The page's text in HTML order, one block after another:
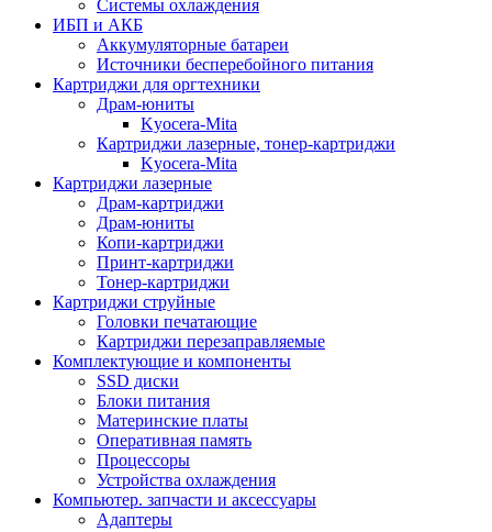
Системы охлаждения
ИБП и АКБ
Аккумуляторные батареи
Источники бесперебойного питания
Картриджи для оргтехники
Драм-юниты
Kyocera-Mita
Картриджи лазерные, тонер-картриджи
Kyocera-Mita
Картриджи лазерные
Драм-картриджи
Драм-юниты
Копи-картриджи
Принт-картриджи
Тонер-картриджи
Картриджи струйные
Головки печатающие
Картриджи перезаправляемые
Комплектующие и компоненты
SSD диски
Блоки питания
Материнские платы
Оперативная память
Процессоры
Устройства охлаждения
Компьютер. запчасти и аксессуары
Адаптеры